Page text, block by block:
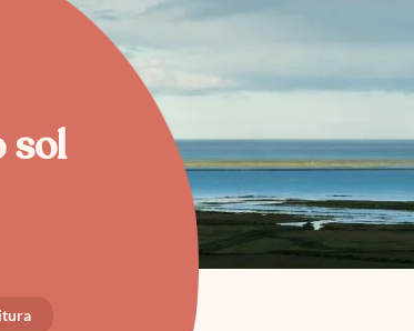
sol